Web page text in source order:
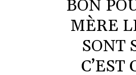
BON
MÈRE
SONT